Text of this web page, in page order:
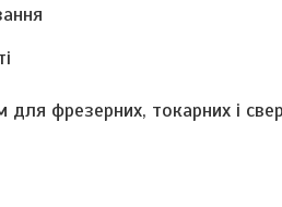
фрезерних, токарних і